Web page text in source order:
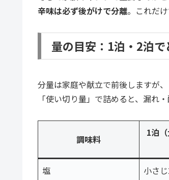
辛味は必ず後がけで分離。これだ
量の目安：1泊・2泊で
分量は家庭や献立で前後しますが、
「使い切り量」で詰めると、漏れ
調味料
1泊
塩 小さ